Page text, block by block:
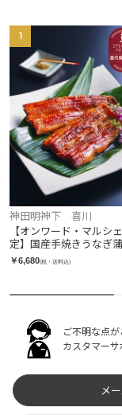
1
神田明神下 喜川
【オンワード・マルシ
定】国産手焼きうなぎ蒲
お徳用セット 2パック
￥6,680(税・送料込)
ご不明な点
カスタマーサ
メ